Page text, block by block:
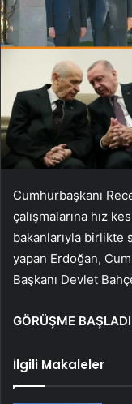
Cumhurbaşkanı
çalışmalarına hız
bakanlarıyla birlikte
yapan Erdoğan,
Başkanı Devlet
GÖRÜŞME BAŞLADI
İlgili Makaleler